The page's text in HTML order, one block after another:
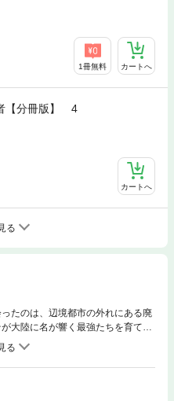
1冊無料 カートへ
【分冊版】 4
カートへ
る
たのは、辺境都市の外れにある廃
大陸に名が響く最強たちを育てた
壊する、優しくも驚異的な指導。
に――。 分冊版第14弾。※本作品
同一のものとなります。重複購入